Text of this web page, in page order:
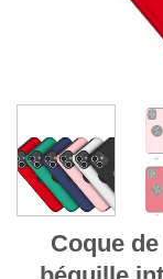
Coque